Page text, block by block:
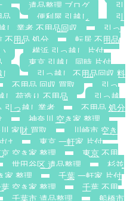
遺品整理 ブログ
引
品 便利屋 引越し
引
し 業者 不用品回収
引っ
不用品 処分
転居 不用品
横浜 引っ越し 片付
東京 引越し 同時 片付
引っ越し 不用品回収 料
不用品 回収 買取
引っ
し 荷造り 不用品
引っ越
引っ越し業者
不用品 処分
神奈川 空き家 整理
家財 買取
川崎市 空き
け
東京 一軒家 片付
空き家 整理
東京 不用
世田谷区 遺品整理
杉並
家 整理
千葉 一軒家 片付
空き家 整理
千葉 不用
千葉市 遺品整理
船橋市